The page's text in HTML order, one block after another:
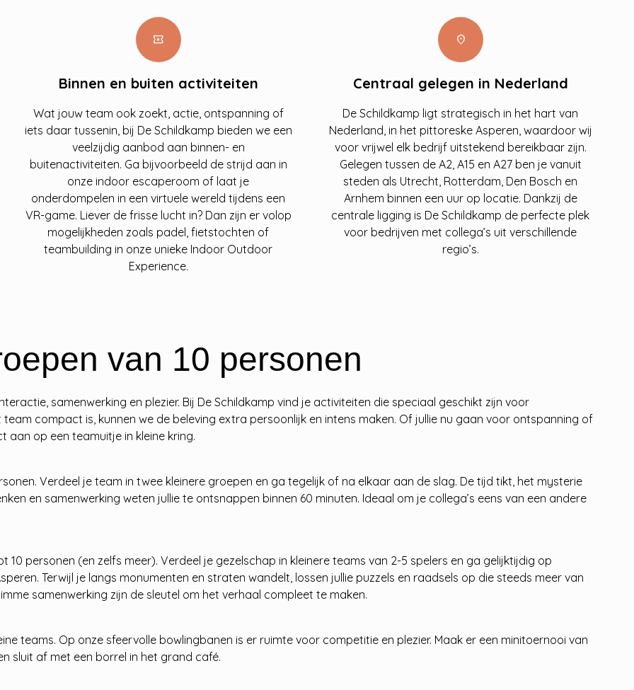
local_activity
Binnen en buiten activiteiten
Wat jouw team ook zoekt, actie, ontspanning of
iets daar tussenin, bij De Schildkamp bieden we een
veelzijdig aanbod aan binnen- en
buitenactiviteiten. Ga bijvoorbeeld de strijd aan in
onze indoor escaperoom of laat je
onderdompelen in een virtuele wereld tijdens een
VR-game. Liever de frisse lucht in? Dan zijn er volop
mogelijkheden zoals padel, fietstochten of
teambuilding in onze unieke Indoor Outdoor
Experience.
location_on
Centraal gelegen in Nederland
De Schildkamp ligt strategisch in het hart van
Nederland, in het pittoreske Asperen, waardoor wij
voor vrijwel elk bedrijf uitstekend bereikbaar zijn.
Gelegen tussen de A2, A15 en A27 ben je vanuit
steden als Utrecht, Rotterdam, Den Bosch en
Arnhem binnen een uur op locatie. Dankzij de
centrale ligging is De Schildkamp de perfecte plek
voor bedrijven met collega’s uit verschillende
regio’s.
van 10 personen
samenwerking en plezier. Bij De Schildkamp vind je activiteiten die speciaal geschikt zijn voor
compact is, kunnen we de beleving extra persoonlijk en intens maken. Of jullie nu gaan voor ontspanning of
aan op een teamuitje in kleine kring.
Verdeel je team in twee kleinere groepen en ga tegelijk of na elkaar aan de slag. De tijd tikt, het mysterie
en samenwerking weten jullie te ontsnappen binnen 60 minuten. Ideaal om je collega’s eens van een andere
personen (en zelfs meer). Verdeel je gezelschap in kleinere teams van 2-5 spelers en ga gelijktijdig op
Terwijl je langs monumenten en straten wandelt, lossen jullie puzzels en raadsels op die steeds meer van
samenwerking zijn de sleutel om het verhaal compleet te maken.
teams. Op onze sfeervolle bowlingbanen is er ruimte voor competitie en plezier. Maak er een minitoernooi van
sluit af met een borrel in het grand café.